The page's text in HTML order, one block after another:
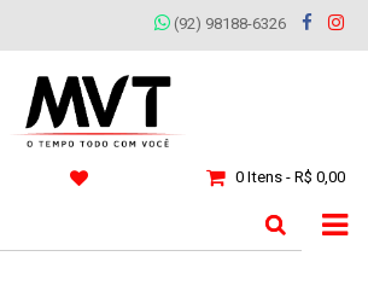
(92) 98188-6326
0 Itens - R$ 0,00